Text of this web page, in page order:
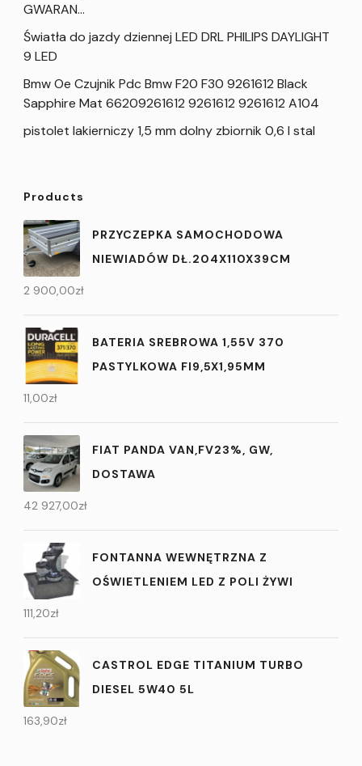
GWARAN…
Światła do jazdy dziennej LED DRL PHILIPS DAYLIGHT
9 LED
Bmw Oe Czujnik Pdc Bmw F20 F30 9261612 Black
Sapphire Mat 66209261612 9261612 9261612 A104
pistolet lakierniczy 1,5 mm dolny zbiornik 0,6 l stal
Products
PRZYCZEPKA SAMOCHODOWA
NIEWIADÓW DŁ.204X110X39CM
2 900,00zł
BATERIA SREBROWA 1,55V 370
PASTYLKOWA FI9,5X1,95MM
11,00zł
FIAT PANDA VAN,FV23%, GW,
DOSTAWA
42 927,00zł
FONTANNA WEWNĘTRZNA Z
OŚWIETLENIEM LED Z POLI ŻYWI
111,20zł
CASTROL EDGE TITANIUM TURBO
DIESEL 5W40 5L
163,90zł